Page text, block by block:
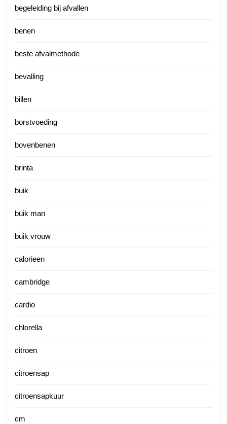
begeleiding bij afvallen
benen
beste afvalmethode
bevalling
billen
borstvoeding
bovenbenen
brinta
buik
buik man
buik vrouw
calorieen
cambridge
cardio
chlorella
citroen
citroensap
citroensapkuur
cm